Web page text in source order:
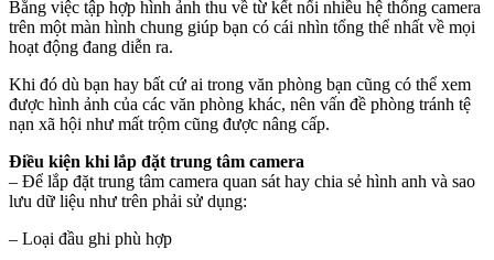
Bằng việc tập hợp hình ảnh thu về từ kết nối nhiều hệ thống camera
trên một màn hình chung giúp bạn có cái nhìn tổng thể nhất về mọi
hoạt động đang diễn ra.
Khi đó dù bạn hay bất cứ ai trong văn phòng bạn cũng có thể xem
được hình ảnh của các văn phòng khác, nên vấn đề phòng tránh tệ
nạn xã hội như mất trộm cũng được nâng cấp.
Điều kiện khi lắp đặt trung tâm camera
– Để lắp đặt trung tâm camera quan sát hay chia sẻ hình anh và sao
lưu dữ liệu như trên phải sử dụng:
– Loại đầu ghi phù hợp